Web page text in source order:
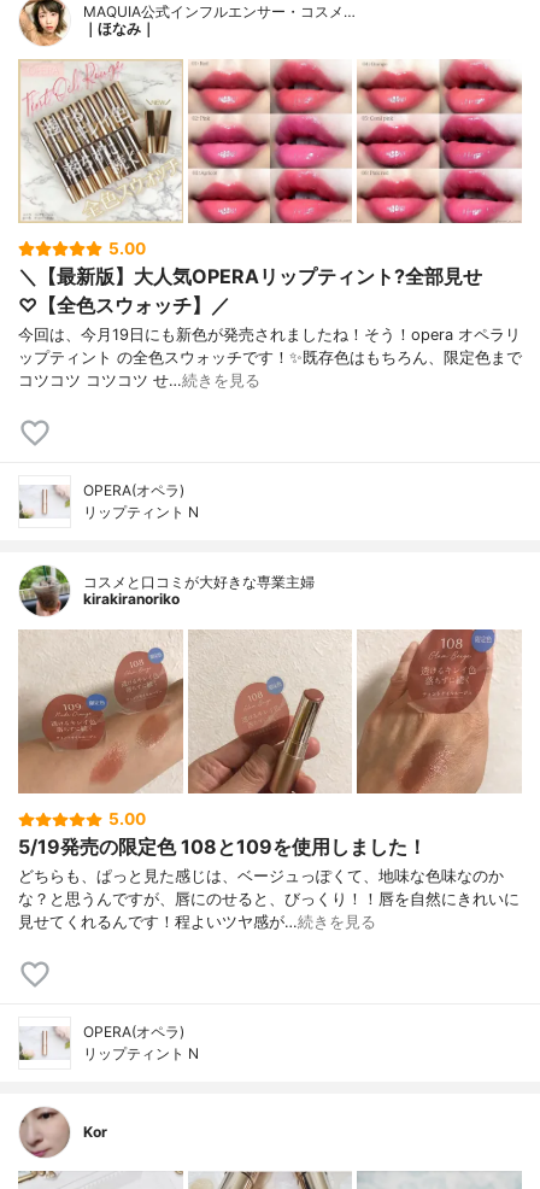
MAQUIA公式インフルエンサー・コスメ…
｜ほなみ｜
5.00
＼【最新版】大人気OPERAリップティント?全部見せ
♡【全色スウォッチ】／
今回は、今月19日にも新色が発売されましたね！そう！opera オペラリ
ップティント の全色スウォッチです！✨既存色はもちろん、限定色まで
コツコツ コツコツ せ…続きを見る
OPERA(オペラ)
リップティント N
コスメと口コミが大好きな専業主婦
kirakiranoriko
5.00
5/19発売の限定色 108と109を使用しました！
どちらも、ぱっと見た感じは、ベージュっぽくて、地味な色味なのか
な？と思うんですが、唇にのせると、びっくり！！唇を自然にきれいに
見せてくれるんです！程よいツヤ感が…続きを見る
OPERA(オペラ)
リップティント N
Kor